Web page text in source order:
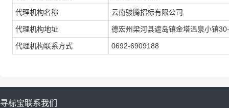
代理机构名称 云南骏腾招标有限公司
代理机构地址 德宏州梁河县遮岛镇金塔温泉小镇
代理机构联系方式 0692-6909188
寻标宝联系我们